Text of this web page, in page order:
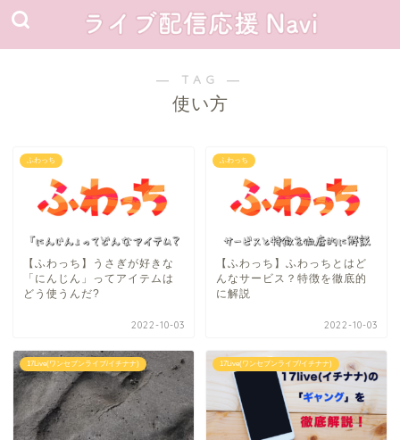
― TAG ―
使い方
ふわっち
【ふわっち】うさぎが好きな
「にんじん」ってアイテムは
どう使うんだ?
2022-10-03
ふわっち
【ふわっち】ふわっちとはど
んなサービス？特徴を徹底的
に解説
2022-10-03
17Live(ワンセブンライブ/イチナナ) 17Live(ワンセブンライブ/イチナナ)